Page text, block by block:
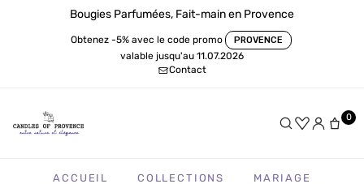
Bougies Parfumées, Fait-main en Provence
Obtenez -5% avec le code promo PROVENCE
valable jusqu'au 11.07.2026
Contact
0
ACCUEIL COLLECTIONS
MARIAGE